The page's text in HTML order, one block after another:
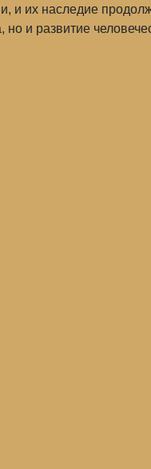
и их наследие
и развитие